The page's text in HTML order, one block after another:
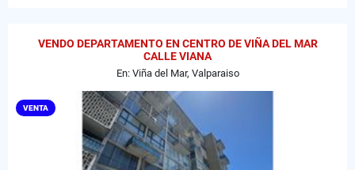
VENDO DEPARTAMENTO EN CENTRO DE VIÑA DEL MAR
CALLE VIANA
En: Viña del Mar, Valparaiso
VENTA